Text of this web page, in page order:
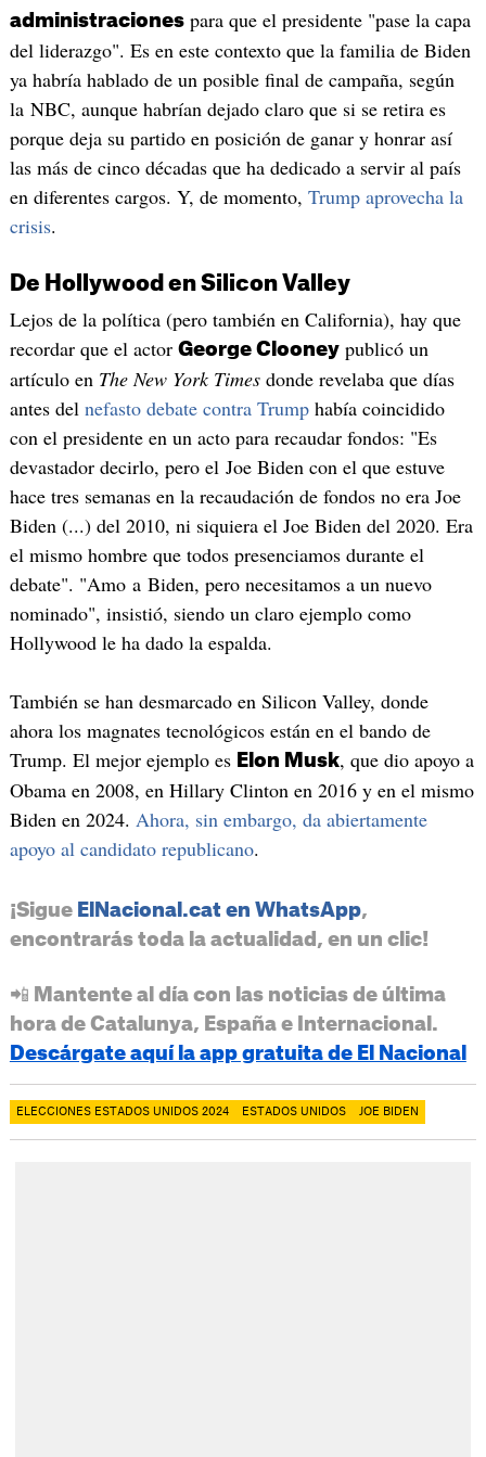
administracionespara que el presidente "pase la capa
del liderazgo". Es en este contexto que la familia de Biden
ya habría hablado de un posible final de campaña, según
la NBC, aunque habrían dejado claro que si se retira es
porque deja su partido en posición de ganar y honrar así
las más de cinco décadas que ha dedicado a servir al país
en diferentes cargos. Y, de momento, Trump aprovecha la
crisis.
De Hollywood en Silicon Valley
Lejos de la política (pero también en California), hay que
recordar que el actor George Clooneypublicó un
artículo en The New York Timesdonde revelaba que días
antes del nefasto debate contra Trumphabía coincidido
con el presidente en un acto para recaudar fondos: "Es
devastador decirlo, pero el Joe Biden con el que estuve
hace tres semanas en la recaudación de fondos no era Joe
Biden (...) del 2010, ni siquiera el Joe Biden del 2020. Era
el mismo hombre que todos presenciamos durante el
debate". "Amo a Biden, pero necesitamos a un nuevo
nominado", insistió, siendo un claro ejemplo como
Hollywood le ha dado la espalda.
También se han desmarcado en Silicon Valley, donde
ahora los magnates tecnológicos están en el bando de
Trump. El mejor ejemplo es Elon Musk, que dio apoyo a
Obama en 2008, en Hillary Clinton en 2016 y en el mismo
Biden en 2024. Ahora, sin embargo, da abiertamente
apoyo al candidato republicano.
¡Sigue ElNacional.cat en WhatsApp,
encontrarás toda la actualidad, en un clic!
📲 Mantente al día con las noticias de última
hora de Catalunya, España e Internacional.
Descárgate aquí la app gratuita de El Nacional
ELECCIONES ESTADOS UNIDOS 2024 ESTADOS UNIDOS JOE BIDEN